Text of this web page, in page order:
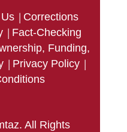
| Corrections
| Fact-Checking
Funding,
| Privacy Policy |
All Rights